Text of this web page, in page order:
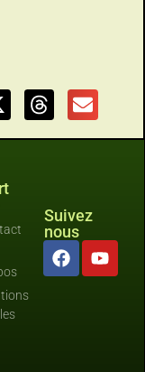
Suivez
nous